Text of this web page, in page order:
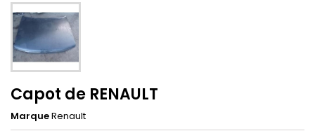
Capot de RENAULT
MarqueRenault